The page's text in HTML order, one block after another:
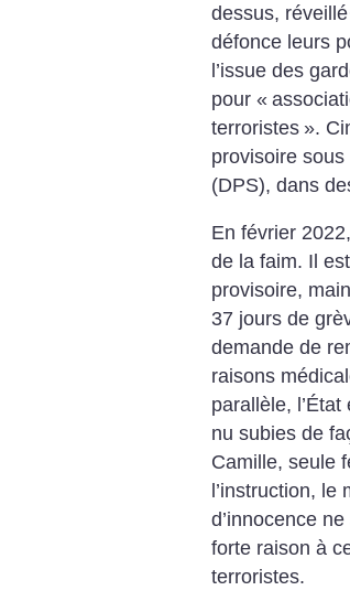
dessus, réveillé
défonce leurs
l’issue des
pour «
terroristes ».
provisoire
(DPS), dans
En février
de la faim. Il
provisoire,
37 jours de
demande de
raisons
parallèle,
nu subies de
Camille, seule
l’instruction,
d’innocence
forte raison à
terroristes.